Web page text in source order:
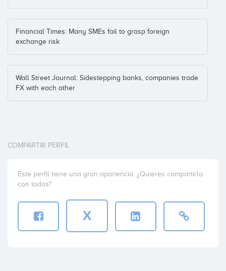
Marek Fodor
Financial Times: Many SMEs fail to grasp foreign
exchange risk
Wall Street Journal: Sidestepping banks, companies trade
FX with each other
COMPARTIR PERFIL
Este perfil tiene una gran apariencia. ¿Quieres compartirlo
con todos?
X